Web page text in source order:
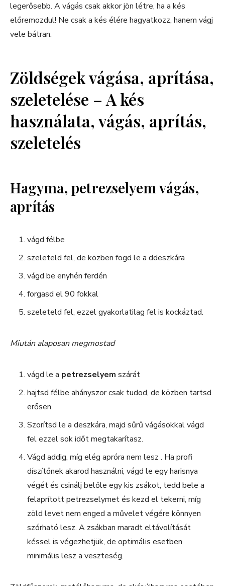
legerősebb. A vágás csak akkor jön létre, ha a kés
előremozdul! Ne csak a kés élére hagyatkozz, hanem vágj
vele bátran.
Zöldségek vágása, aprítása,
szeletelése – A kés
használata, vágás, aprítás,
szeletelés
Hagyma, petrezselyem vágás,
aprítás
vágd félbe
szeleteld fel, de közben fogd le a ddeszkára
vágd be enyhén ferdén
forgasd el 90 fokkal
szeleteld fel, ezzel gyakorlatilag fel is kockáztad.
Miután alaposan megmostad
vágd le a petrezselyem szárát
hajtsd félbe ahányszor csak tudod, de közben tartsd
erősen.
Szorítsd le a deszkára, majd sűrű vágásokkal vágd
fel ezzel sok időt megtakarítasz.
Vágd addig, míg elég apróra nem lesz . Ha profi
díszítőnek akarod használni, vágd le egy harisnya
végét és csinálj belőle egy kis zsákot, tedd bele a
felaprított petrezselymet és kezd el tekerni, míg
zöld levet nem enged a művelet végére könnyen
szórható lesz. A zsákban maradt eltávolítását
késsel is végezhetjük, de optimális esetben
minimális lesz a veszteség.